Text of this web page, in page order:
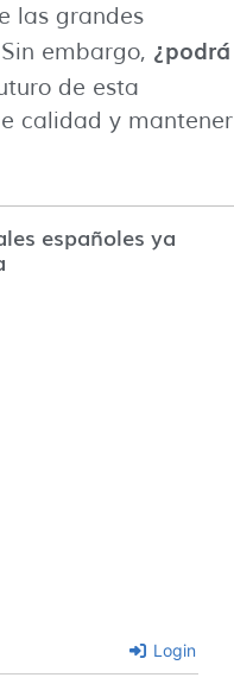
las grandes
embargo, ¿podrá
de esta
calidad y mantener
españoles ya
Login